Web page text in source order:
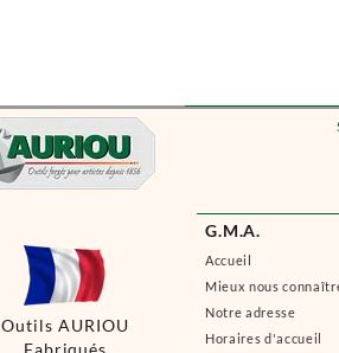
G.M.A.
Accueil
Mieux nous
Notre adresse
Horaires d'accueil
Outils AURIOU
Fabriqués